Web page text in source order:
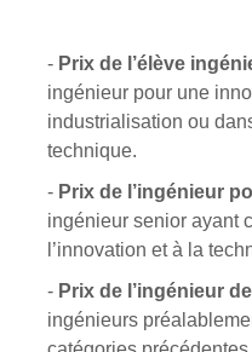
-Prix de l’élève
ingénieur pour une
industrialisation ou
technique.
- Prix de l’ingénieur
ingénieur senior ayant
l’innovation et à la
- Prix de l’ingénieur
ingénieurs